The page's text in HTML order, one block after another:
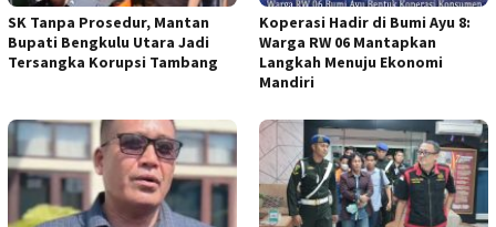
SK Tanpa Prosedur, Mantan
Bupati Bengkulu Utara Jadi
Tersangka Korupsi Tambang
Koperasi Hadir di Bumi Ayu 8:
Warga RW 06 Mantapkan
Langkah Menuju Ekonomi
Mandiri